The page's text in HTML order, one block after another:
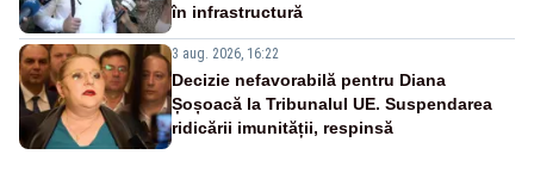
în infrastructură
3 aug. 2026, 16:22
Decizie nefavorabilă pentru Diana
Șoșoacă la Tribunalul UE. Suspendarea
ridicării imunității, respinsă